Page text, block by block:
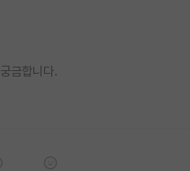
금합니다.